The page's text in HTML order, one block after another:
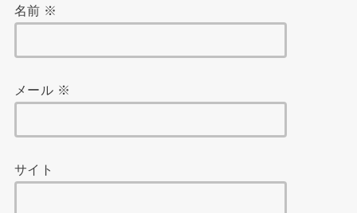
名前 ※
メール ※
サイト